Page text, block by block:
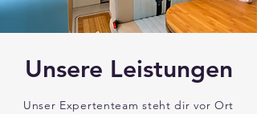
Unsere Leistungen
Unser Expertenteam steht dir vor Ort